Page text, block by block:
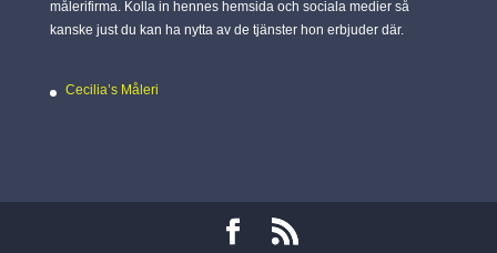
målerifirma. Kolla in hennes hemsida och sociala medier så
kanske just du kan ha nytta av de tjänster hon erbjuder där.
Cecilia’s Måleri